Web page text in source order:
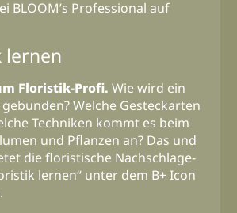
BLOOM’s Professional auf
lernen
Floristik-Profi. Wie wird ein
Welche Gesteckarten
Techniken kommt es beim
und Pflanzen an? Das und
die floristische Nachschlage-
lernen“ unter dem B+ Icon